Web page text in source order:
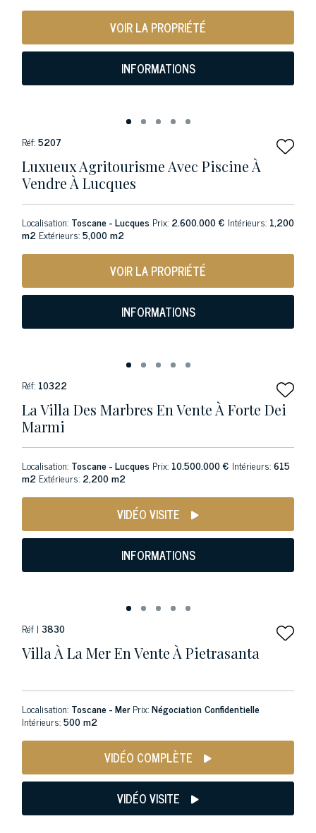
VOIR LA PROPRIÉTÉ
INFORMATIONS
Réf:5207
Luxueux Agritourisme Avec Piscine À
Vendre À Lucques
Localisation: Toscane - Lucques Prix: 2.600.000 € Intérieurs: 1,200
m2 Extérieurs:5,000 m2
VOIR LA PROPRIÉTÉ
INFORMATIONS
Réf: 10322
La Villa Des Marbres En Vente À Forte Dei
Marmi
Localisation: Toscane - Lucques Prix: 10.500.000 € Intérieurs:615
m2 Extérieurs: 2,200 m2
VIDÉO VISITE
INFORMATIONS
Réf | 3830
Villa À La Mer En Vente À Pietrasanta
Localisation: Toscane - MerPrix:Négociation Confidentielle
Intérieurs:500 m2
VIDÉO COMPLÈTE
VIDÉO VISITE